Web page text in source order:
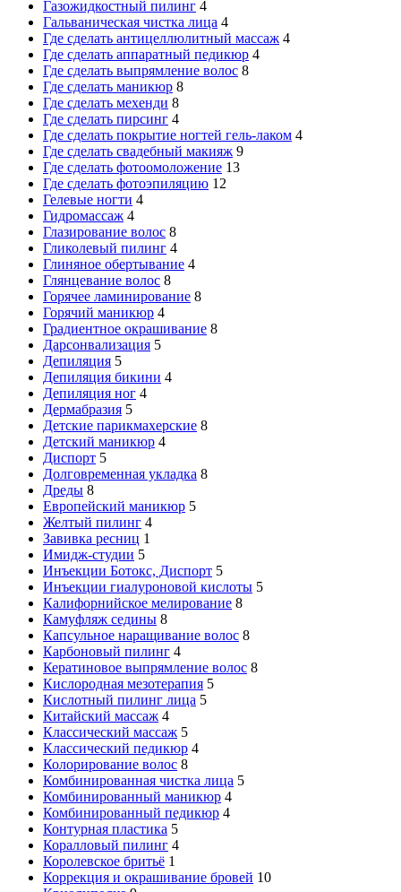
Газожидкостный пилинг 4
Гальваническая чистка лица 4
Где сделать антицеллюлитный массаж 4
Где сделать аппаратный педикюр 4
Где сделать выпрямление волос 8
Где сделать маникюр 8
Где сделать мехенди 8
Где сделать пирсинг 4
Где сделать покрытие ногтей гель-лаком 4
Где сделать свадебный макияж 9
Где сделать фотоомоложение 13
Где сделать фотоэпиляцию 12
Гелевые ногти 4
Гидромассаж 4
Глазирование волос 8
Гликолевый пилинг 4
Глиняное обертывание 4
Глянцевание волос 8
Горячее ламинирование 8
Горячий маникюр 4
Градиентное окрашивание 8
Дарсонвализация 5
Депиляция 5
Депиляция бикини 4
Депиляция ног 4
Дермабразия 5
Детские парикмахерские 8
Детский маникюр 4
Диспорт 5
Долговременная укладка 8
Дреды 8
Европейский маникюр 5
Желтый пилинг 4
Завивка ресниц 1
Имидж-студии 5
Инъекции Ботокс, Диспорт 5
Инъекции гиалуроновой кислоты 5
Калифорнийское мелирование 8
Камуфляж седины 8
Капсульное наращивание волос 8
Карбоновый пилинг 4
Кератиновое выпрямление волос 8
Кислородная мезотерапия 5
Кислотный пилинг лица 5
Китайский массаж 4
Классический массаж 5
Классический педикюр 4
Колорирование волос 8
Комбинированная чистка лица 5
Комбинированный маникюр 4
Комбинированный педикюр 4
Контурная пластика 5
Коралловый пилинг 4
Королевское бритьё 1
Коррекция и окрашивание бровей 10